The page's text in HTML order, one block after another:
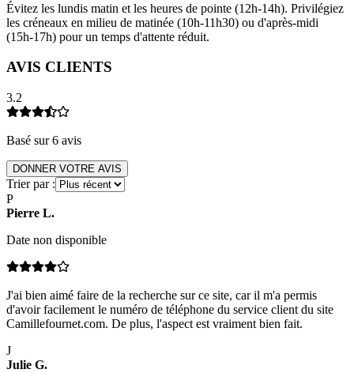
Évitez les lundis matin et les heures de pointe (12h-14h). Privilégiez
les créneaux en milieu de matinée (10h-11h30) ou d'après-midi
(15h-17h) pour un temps d'attente réduit.
AVIS CLIENTS
3.2
Basé sur6 avis
DONNER VOTRE AVIS
Trier par :
P
Pierre L.
Date non disponible
J'ai bien aimé faire de la recherche sur ce site, car il m'a permis
d'avoir facilement le numéro de téléphone du service client du site
Camillefournet.com. De plus, l'aspect est vraiment bien fait.
J
Julie G.